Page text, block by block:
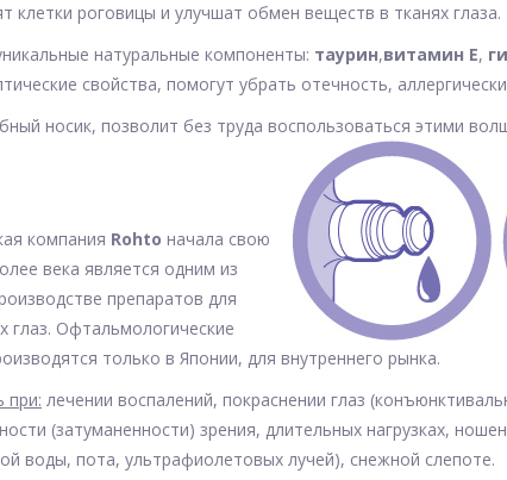
клетки роговицы и улучшат обмен веществ в тканях глаза.
натуральные компоненты: таурин,витамин Е,
свойства, помогут убрать отечность,
носик, позволит без труда воспользоваться этими
компания Rohto начала свою
века является одним из
препаратов для
глаз. Офтальмологические
только в Японии, для внутреннего рынка.
при: лечении воспалений, покраснении глаз
(затуманенности) зрения, длительных нагрузках,
воды, пота, ультрафиолетовых лучей), снежной слепоте.